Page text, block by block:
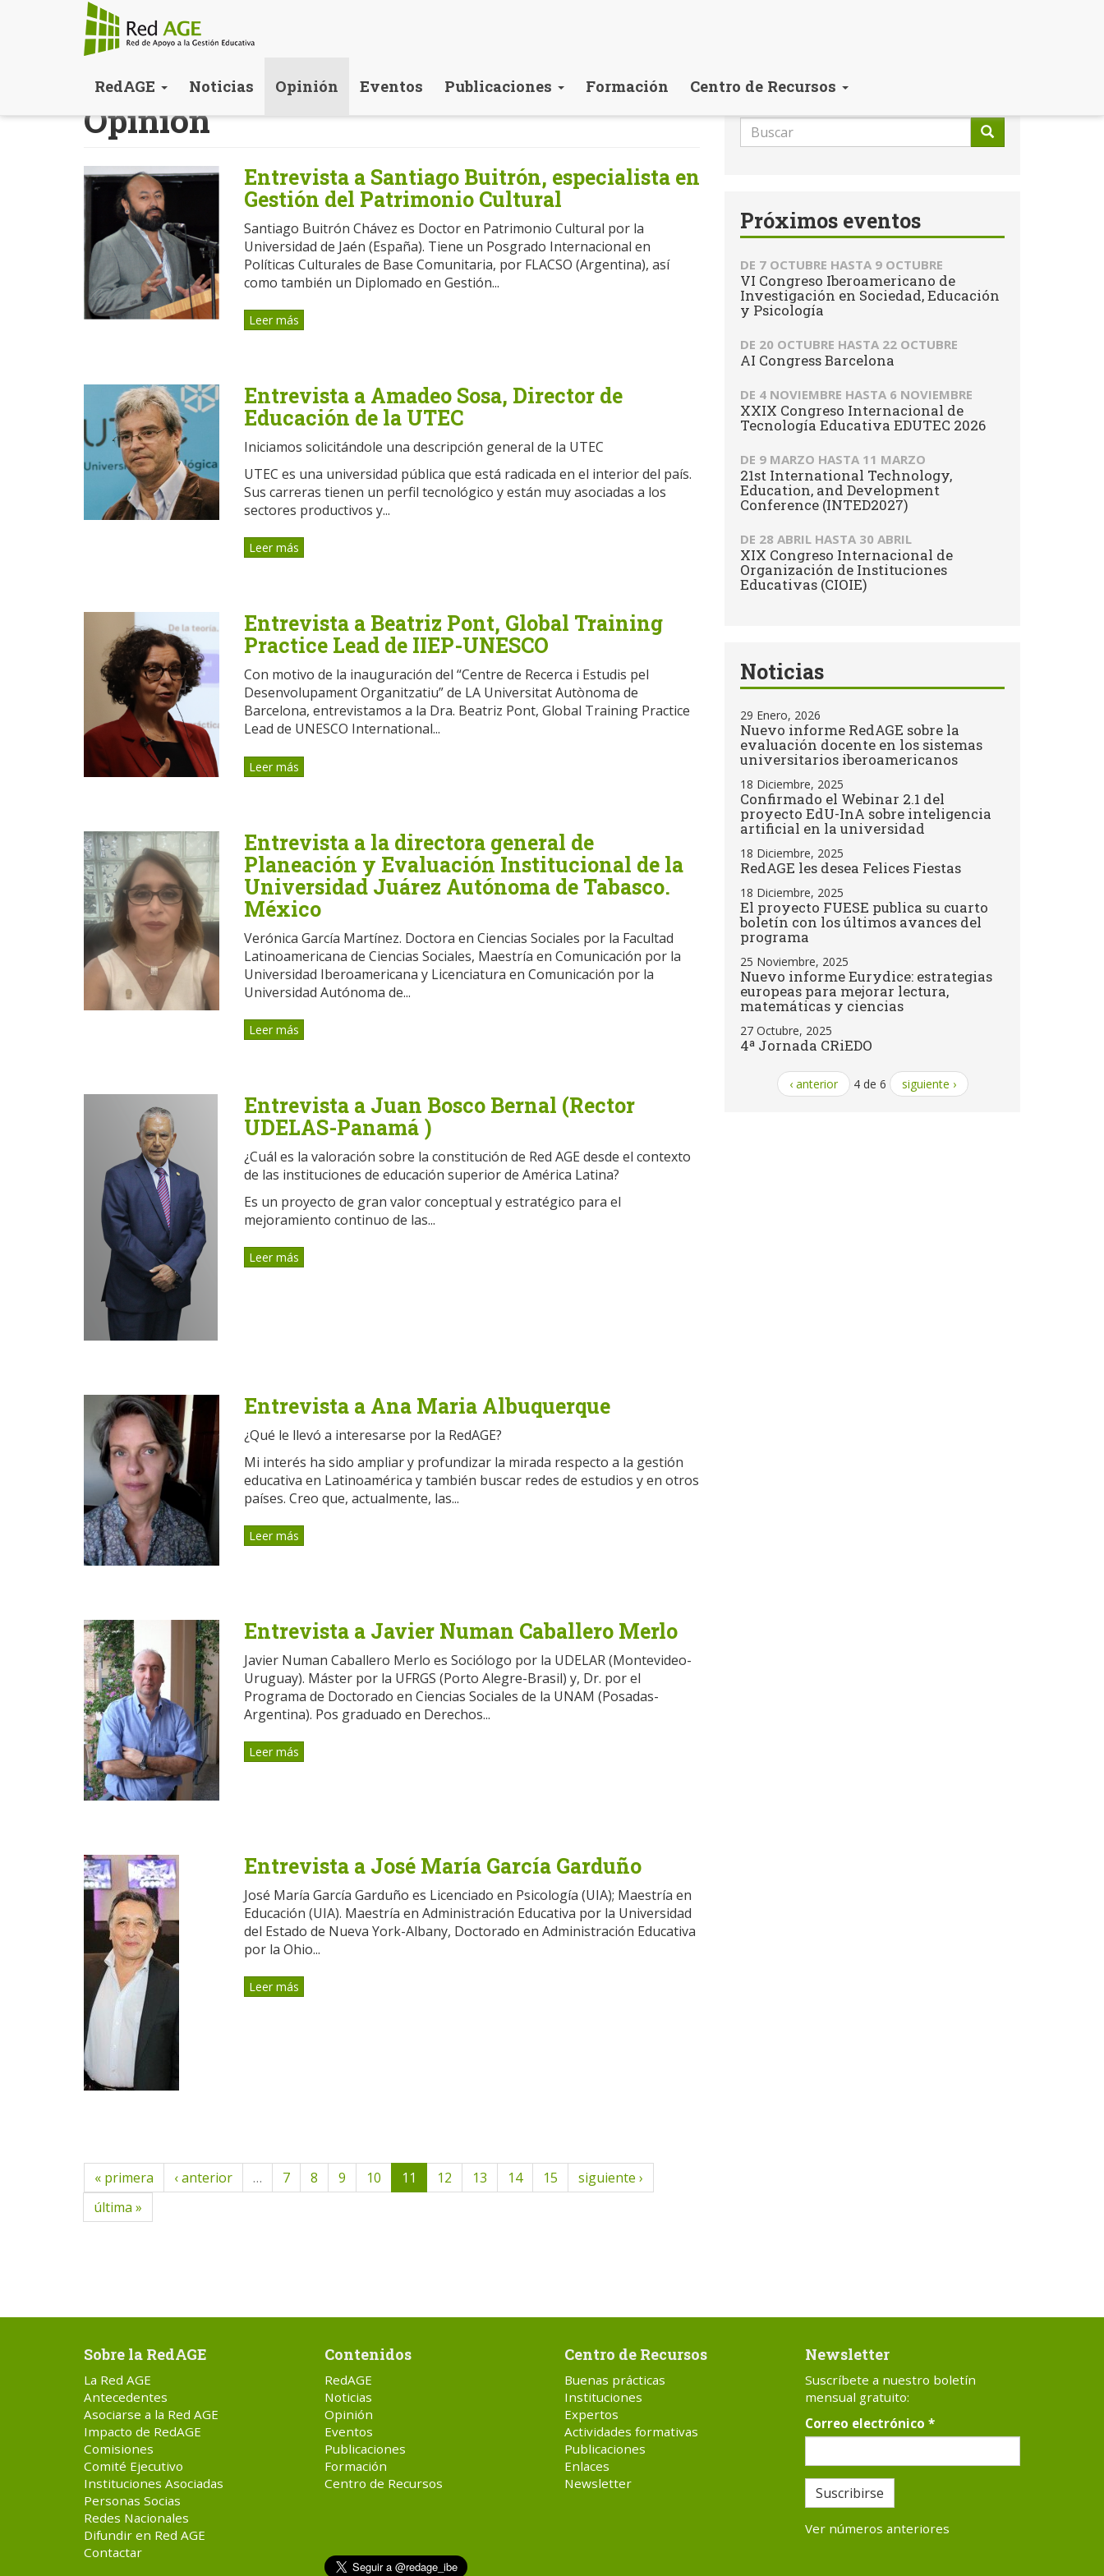
contenido
RedAGE Noticias Opinión Eventos Publicaciones Formación Centro de Recursos
Opinión
Entrevista a Santiago Buitrón, especialista en
Gestión del Patrimonio Cultural
Santiago Buitrón Chávez es Doctor en Patrimonio Cultural por la
Universidad de Jaén (España). Tiene un Posgrado Internacional en
Políticas Culturales de Base Comunitaria, por FLACSO (Argentina), así
como también un Diplomado en Gestión...
Leer más
Entrevista a Amadeo Sosa, Director de
Educación de la UTEC
Iniciamos solicitándole una descripción general de la UTEC
UTEC es una universidad pública que está radicada en el interior del país.
Sus carreras tienen un perfil tecnológico y están muy asociadas a los
sectores productivos y...
Leer más
Entrevista a Beatriz Pont, Global Training
Practice Lead de IIEP-UNESCO
Con motivo de la inauguración del “Centre de Recerca i Estudis pel
Desenvolupament Organitzatiu” de LA Universitat Autònoma de
Barcelona, entrevistamos a la Dra. Beatriz Pont, Global Training Practice
Lead de UNESCO International...
Leer más
Entrevista a la directora general de
Planeación y Evaluación Institucional de la
Universidad Juárez Autónoma de Tabasco.
México
Verónica García Martínez. Doctora en Ciencias Sociales por la Facultad
Latinoamericana de Ciencias Sociales, Maestría en Comunicación por la
Universidad Iberoamericana y Licenciatura en Comunicación por la
Universidad Autónoma de...
Leer más
Entrevista a Juan Bosco Bernal (Rector
UDELAS-Panamá )
¿Cuál es la valoración sobre la constitución de Red AGE desde el contexto
de las instituciones de educación superior de América Latina?
Es un proyecto de gran valor conceptual y estratégico para el
mejoramiento continuo de las...
Leer más
Entrevista a Ana Maria Albuquerque
¿Qué le llevó a interesarse por la RedAGE?
Mi interés ha sido ampliar y profundizar la mirada respecto a la gestión
educativa en Latinoamérica y también buscar redes de estudios y en otros
países. Creo que, actualmente, las...
Leer más
Entrevista a Javier Numan Caballero Merlo
Javier Numan Caballero Merlo es Sociólogo por la UDELAR (Montevideo-
Uruguay). Máster por la UFRGS (Porto Alegre-Brasil) y, Dr. por el
Programa de Doctorado en Ciencias Sociales de la UNAM (Posadas-
Argentina). Pos graduado en Derechos...
Leer más
Entrevista a José María García Garduño
José María García Garduño es Licenciado en Psicología (UIA); Maestría en
Educación (UIA). Maestría en Administración Educativa por la Universidad
del Estado de Nueva York-Albany, Doctorado en Administración Educativa
por la Ohio...
Leer más
« primera ‹ anterior … 7 8 9 10 11 12 13 14 15
siguiente ›
última »
Formulario
de
Próximos eventos
DE 7 OCTUBRE HASTA 9 OCTUBRE
VI Congreso Iberoamericano de
Investigación en Sociedad, Educación
y Psicología
DE 20 OCTUBRE HASTA 22 OCTUBRE
AI Congress Barcelona
DE 4 NOVIEMBRE HASTA 6 NOVIEMBRE
XXIX Congreso Internacional de
Tecnología Educativa EDUTEC 2026
DE 9 MARZO HASTA 11 MARZO
21st International Technology,
Education, and Development
Conference (INTED2027)
DE 28 ABRIL HASTA 30 ABRIL
XIX Congreso Internacional de
Organización de Instituciones
Educativas (CIOIE)
Noticias
29 Enero, 2026
Nuevo informe RedAGE sobre la
evaluación docente en los sistemas
universitarios iberoamericanos
18 Diciembre, 2025
Confirmado el Webinar 2.1 del
proyecto EdU-InA sobre inteligencia
artificial en la universidad
18 Diciembre, 2025
RedAGE les desea Felices Fiestas
18 Diciembre, 2025
El proyecto FUESE publica su cuarto
boletín con los últimos avances del
programa
25 Noviembre, 2025
Nuevo informe Eurydice: estrategias
europeas para mejorar lectura,
matemáticas y ciencias
27 Octubre, 2025
4ª Jornada CRiEDO
‹ anterior 4 de 6 siguiente ›
Sobre la RedAGE
La Red AGE
Antecedentes
Asociarse a la Red AGE
Impacto de RedAGE
Comisiones
Comité Ejecutivo
Instituciones Asociadas
Personas Socias
Redes Nacionales
Difundir en Red AGE
Contactar
Contenidos
RedAGE
Noticias
Opinión
Eventos
Publicaciones
Formación
Centro de Recursos
Centro de Recursos
Buenas prácticas
Instituciones
Expertos
Actividades formativas
Publicaciones
Enlaces
Newsletter
Newsletter
Suscríbete a nuestro boletín
mensual gratuito:
Correo electrónico *
Suscribirse
Ver números anteriores